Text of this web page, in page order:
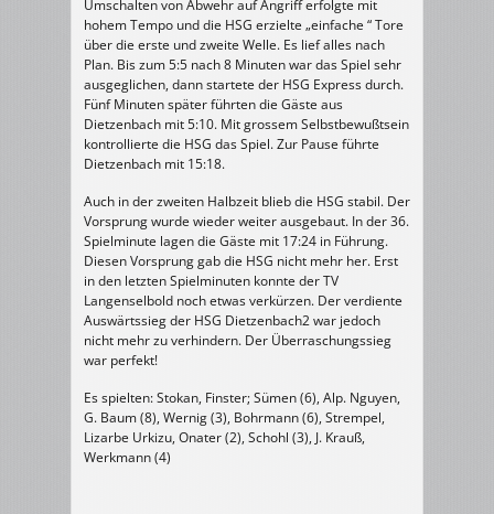
Umschalten von Abwehr auf Angriff erfolgte mit
hohem Tempo und die HSG erzielte „einfache “ Tore
über die erste und zweite Welle. Es lief alles nach
Plan. Bis zum 5:5 nach 8 Minuten war das Spiel sehr
ausgeglichen, dann startete der HSG Express durch.
Fünf Minuten später führten die Gäste aus
Dietzenbach mit 5:10. Mit grossem Selbstbewußtsein
kontrollierte die HSG das Spiel. Zur Pause führte
Dietzenbach mit 15:18.
Auch in der zweiten Halbzeit blieb die HSG stabil. Der
Vorsprung wurde wieder weiter ausgebaut. In der 36.
Spielminute lagen die Gäste mit 17:24 in Führung.
Diesen Vorsprung gab die HSG nicht mehr her. Erst
in den letzten Spielminuten konnte der TV
Langenselbold noch etwas verkürzen. Der verdiente
Auswärtssieg der HSG Dietzenbach2 war jedoch
nicht mehr zu verhindern. Der Überraschungssieg
war perfekt!
Es spielten: Stokan, Finster; Sümen (6), Alp. Nguyen,
G. Baum (8), Wernig (3), Bohrmann (6), Strempel,
Lizarbe Urkizu, Onater (2), Schohl (3), J. Krauß,
Werkmann (4)